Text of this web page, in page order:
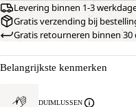
Levering binnen 1-3
Gratis verzending bij
Gratis retourneren binnen 30
Belangrijkste kenmerken
DUIMLUSSEN